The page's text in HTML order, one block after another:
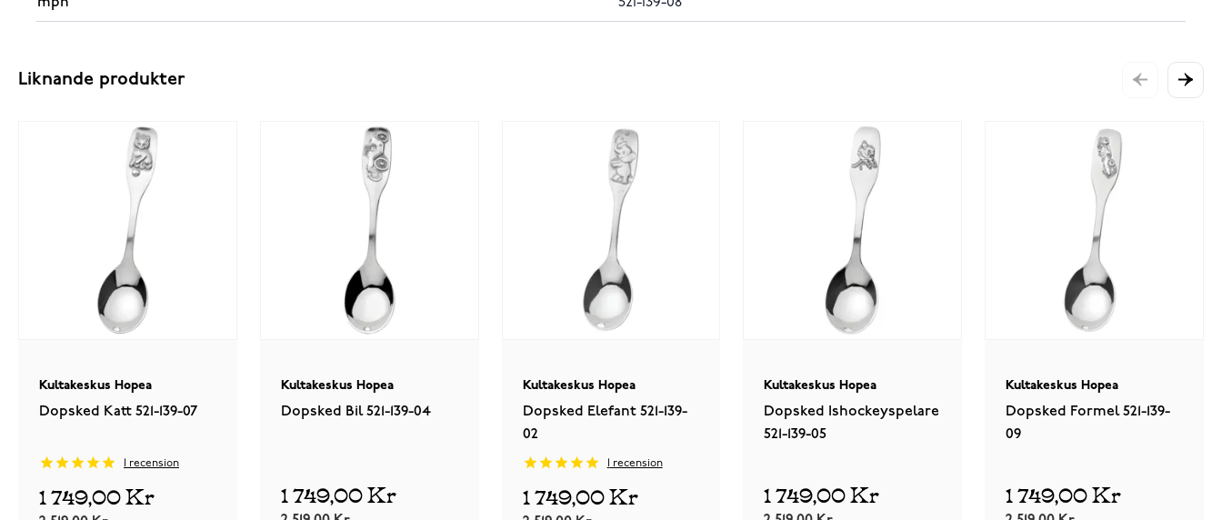
Liknande produkter
Kultakeskus Hopea
Dopsked Katt 521-139-07
recension
1 749,00 Kr
Kultakeskus Hopea
Dopsked Bil 521-139-04
1 749,00 Kr
Kultakeskus Hopea
Dopsked Elefant 521-139-
02
recension
1 749,00 Kr
Kultakeskus Hopea
Dopsked Ishockeyspelare
521-139-05
1 749,00 Kr
Kultakeskus Hopea
Dopsked Formel 521-139-
09
1 749,00 Kr